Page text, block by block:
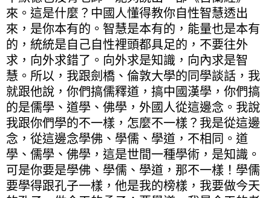
來。這是什麼？中國人懂得教你自性智慧透出
來，是你本有的。智慧是本有的，能量也是本有
的，統統是自己自性裡頭都具足的，不要往外
求，向外求錯了。向外求是知識，向內求是智
慧。所以，我跟劍橋、倫敦大學的同學談話，我
就跟他說，你們搞儒釋道，搞中國漢學，你們搞
的是儒學、道學、佛學，外國人從這邊念。我說
我跟你們學的不一樣，怎麼不一樣？我是從這邊
念，從這邊念學佛、學儒、學道，不相同。道
學、儒學、佛學，這是世間一種學術，是知識。
可是你要是學佛、學儒、學道，那不一樣！學儒
要學得跟孔子一樣，他是我的榜樣，我要做今天